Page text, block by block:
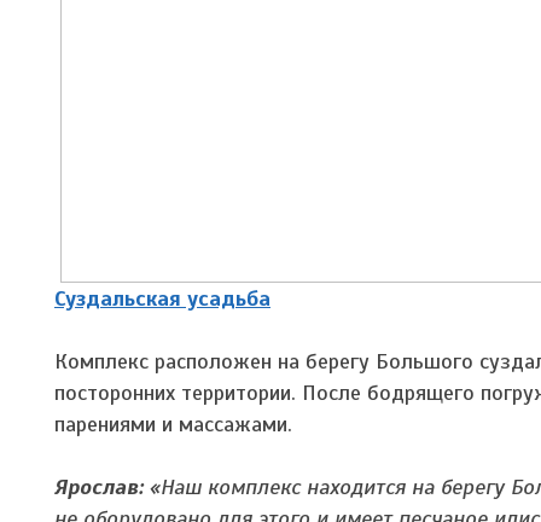
Суздальская усадьба
Комплекс расположен на берегу Большого
посторонних территории. После бодрящего
парениями и массажами.
Ярослав:«Наш комплекс находится на берегу